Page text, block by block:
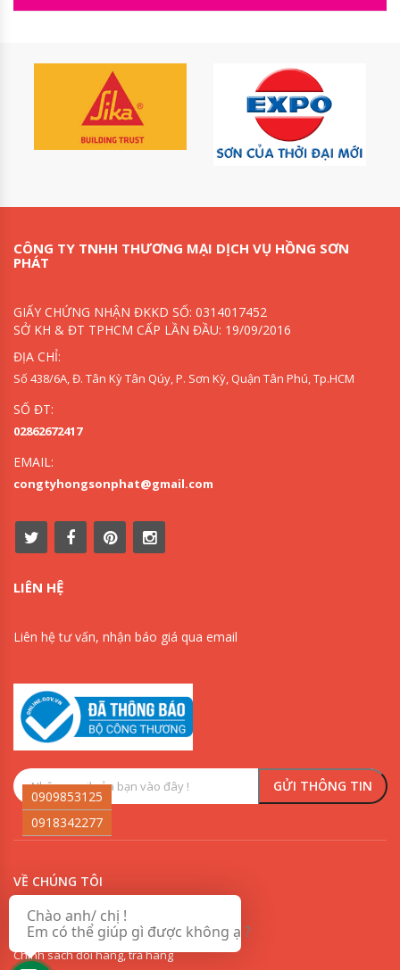
CÔNG TY TNHH THƯƠNG MẠI DỊCH VỤ HỒNG SƠN
PHÁT
GIẤY CHỨNG NHẬN ĐKKD SỐ: 0314017452
SỞ KH & ĐT TPHCM CẤP LẦN ĐẦU: 19/09/2016
ĐỊA CHỈ:
Số 438/6A, Đ. Tân Kỳ Tân Qúy, P. Sơn Kỳ, Quận Tân Phú, Tp.HCM
SỐ ĐT:
02862672417
EMAIL:
congtyhongsonphat@gmail.com
LIÊN HỆ
Liên hệ tư vấn, nhận báo giá qua email
VỀ CHÚNG TÔI
Chính sách vận chuyển và giao nhận sơn
Chính sách đổi hàng, trả hàng
0909853125
0918342277
Chào anh/ chị !
Em có thể giúp gì được không ạ ?